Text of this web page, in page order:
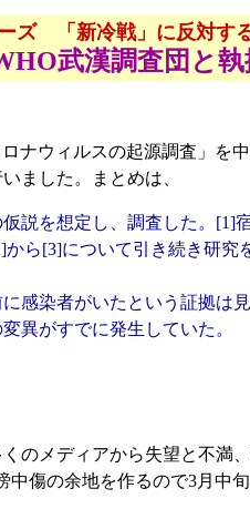
ズ 「新冷戦」に反対す
武漢調査団と
ナウィルスの起源調査」を
ました。まとめは、
説を想定し、調査した。
ら[3]について引き続き研
感染者がいたという証拠は
異がすでに発生していた。
のメディアから失望と不満
傷の余地を作るので3月